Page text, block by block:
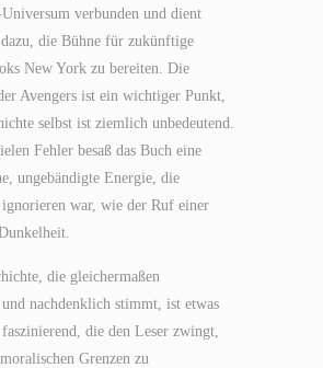
Universum verbunden und dient
die Bühne für zukünftige
New York zu bereiten. Die
Avengers ist ein wichtiger Punkt,
selbst ist ziemlich unbedeutend.
Fehler besaß das Buch eine
ungebändigte Energie, die
war, wie der Ruf einer
die gleichermaßen
nachdenklich stimmt, ist etwas
die den Leser zwingt,
Grenzen zu